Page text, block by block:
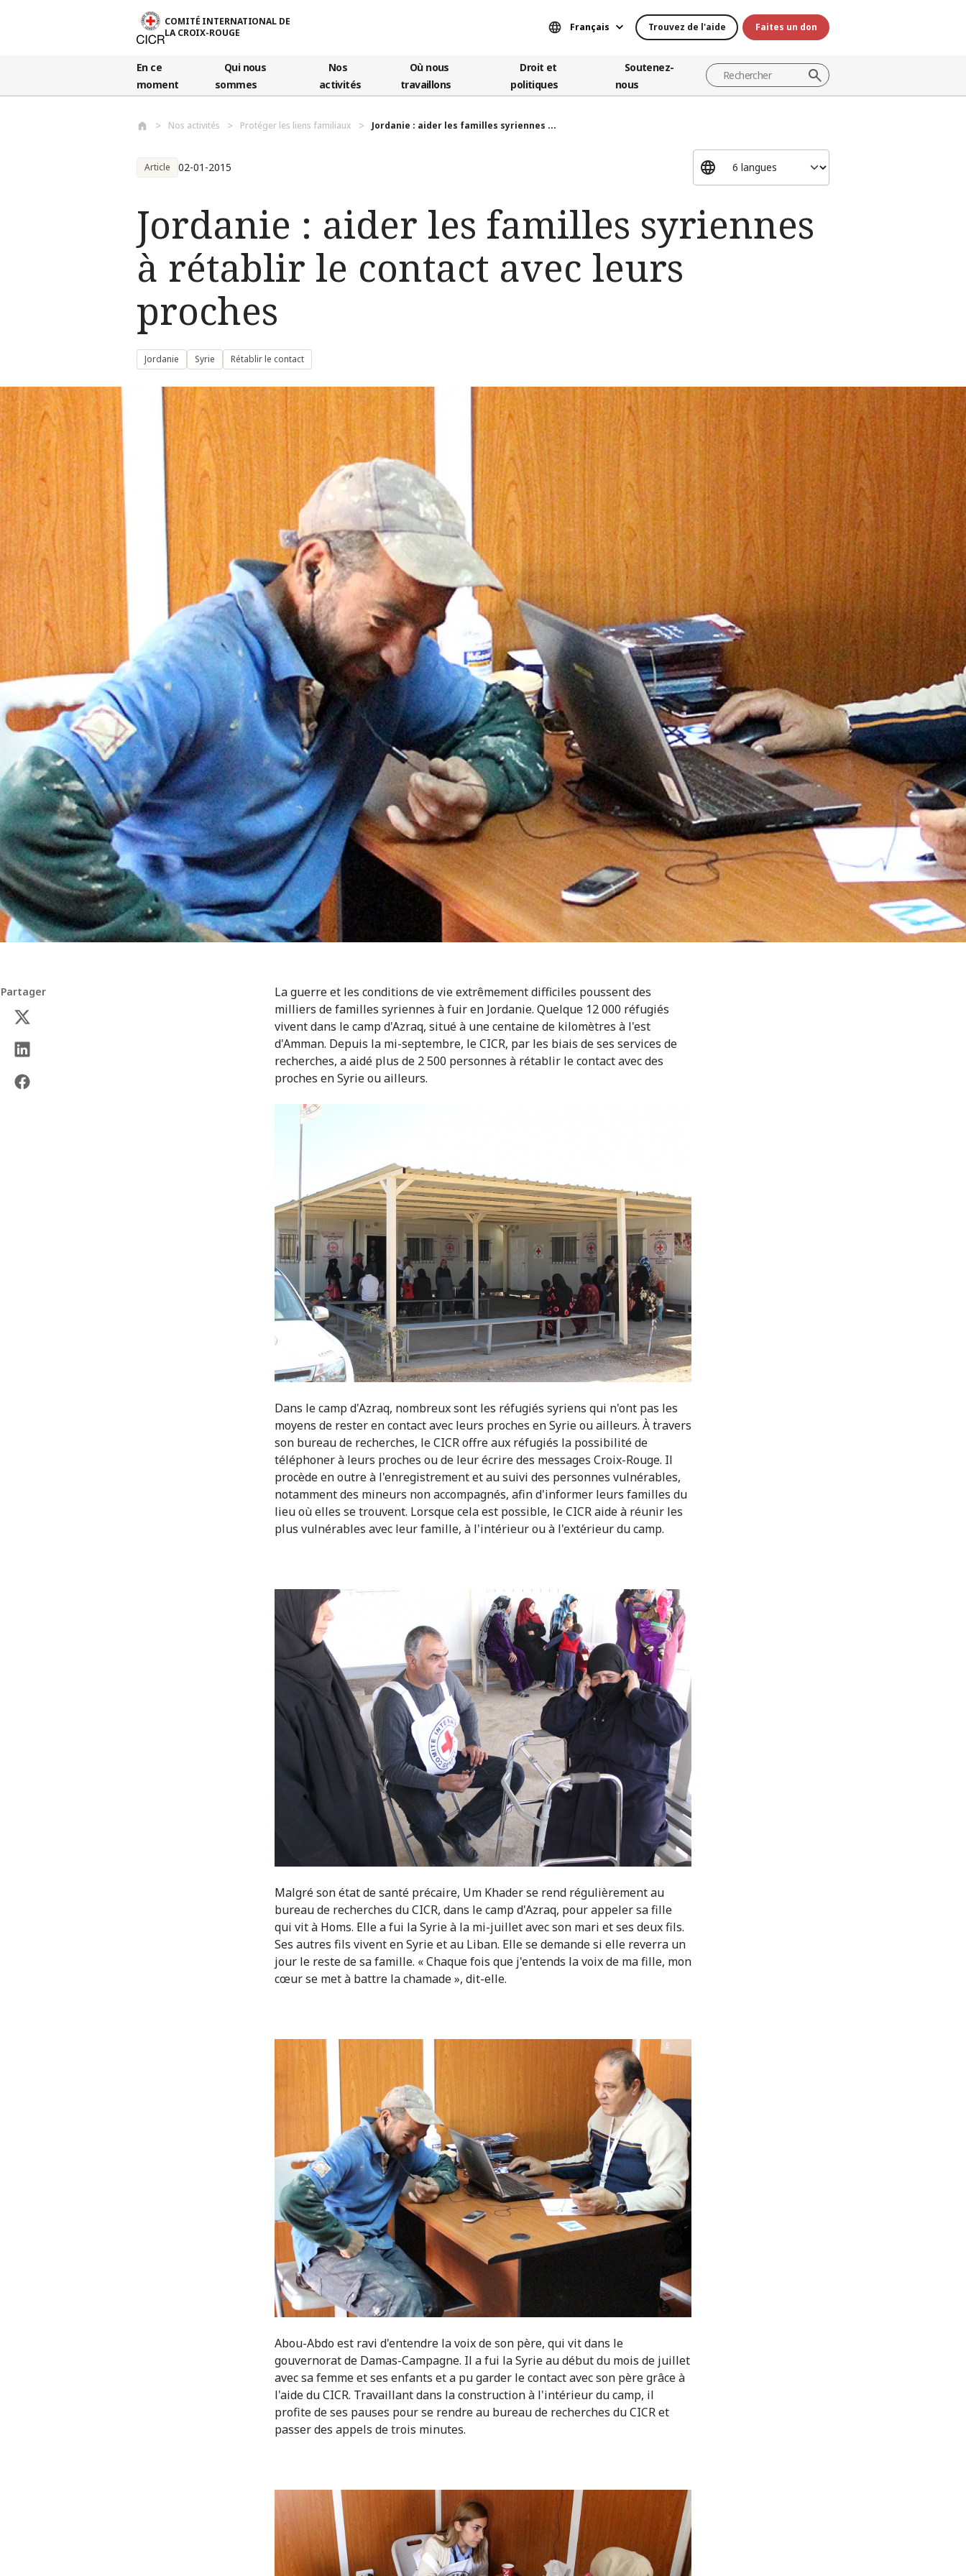
COMITÉ INTERNATIONAL DE
LA CROIX-ROUGE
Français Trouvez de l'aide Faites un don
En ce
moment
Qui nous
sommes
Nos
activités
Où nous
travaillons
Droit et
politiques
Soutenez-
nous
Nos activités Protéger les liens familiaux Jordanie : aider les familles syriennes ...
Article 02-01-2015
Jordanie : aider les familles syriennes
à rétablir le contact avec leurs
proches
Jordanie Syrie Rétablir le contact
Partager
La guerre et les conditions de vie extrêmement difficiles poussent des
milliers de familles syriennes à fuir en Jordanie. Quelque 12 000 réfugiés
vivent dans le camp d'Azraq, situé à une centaine de kilomètres à l'est
d'Amman. Depuis la mi-septembre, le CICR, par les biais de ses services de
recherches, a aidé plus de 2 500 personnes à rétablir le contact avec des
proches en Syrie ou ailleurs.
Dans le camp d'Azraq, nombreux sont les réfugiés syriens qui n'ont pas les
moyens de rester en contact avec leurs proches en Syrie ou ailleurs. À travers
son bureau de recherches, le CICR offre aux réfugiés la possibilité de
téléphoner à leurs proches ou de leur écrire des messages Croix-Rouge. Il
procède en outre à l'enregistrement et au suivi des personnes vulnérables,
notamment des mineurs non accompagnés, afin d'informer leurs familles du
lieu où elles se trouvent. Lorsque cela est possible, le CICR aide à réunir les
plus vulnérables avec leur famille, à l'intérieur ou à l'extérieur du camp.
Malgré son état de santé précaire, Um Khader se rend régulièrement au
bureau de recherches du CICR, dans le camp d'Azraq, pour appeler sa fille
qui vit à Homs. Elle a fui la Syrie à la mi-juillet avec son mari et ses deux fils.
Ses autres fils vivent en Syrie et au Liban. Elle se demande si elle reverra un
jour le reste de sa famille. « Chaque fois que j'entends la voix de ma fille, mon
cœur se met à battre la chamade », dit-elle.
Abou-Abdo est ravi d'entendre la voix de son père, qui vit dans le
gouvernorat de Damas-Campagne. Il a fui la Syrie au début du mois de juillet
avec sa femme et ses enfants et a pu garder le contact avec son père grâce à
l'aide du CICR. Travaillant dans la construction à l'intérieur du camp, il
profite de ses pauses pour se rendre au bureau de recherches du CICR et
passer des appels de trois minutes.